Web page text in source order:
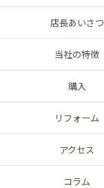
店長あいさつ
当社の特徴
購入
リフォーム
アクセス
コラム